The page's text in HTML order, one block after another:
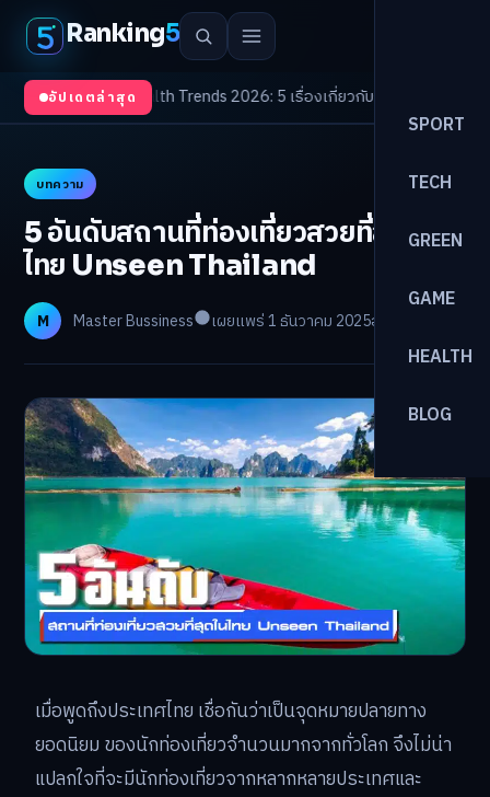
Ranking5
SPORT
TECH
GREEN
GAME
HEALTH
BLOG
อัปเดตล่าสุด
/Health Trends 2026: 5 เรื่องเกี่ยวกับการแพทย์ที่ควรรู้
บทความ
5 อันดับสถานที่ท่องเที่ยวสวยที่สุดใน
ไทย Unseen Thailand
M Master Bussiness เผยแพร่ 1 ธันวาคม 2025อ่าน 7 นาที
เมื่อพูดถึงประเทศไทย เชื่อกันว่าเป็นจุดหมายปลายทาง
ยอดนิยม ของนักท่องเที่ยวจำนวนมากจากทั่วโลก จึงไม่น่า
แปลกใจที่จะมีนักท่องเที่ยวจากหลากหลายประเทศและ